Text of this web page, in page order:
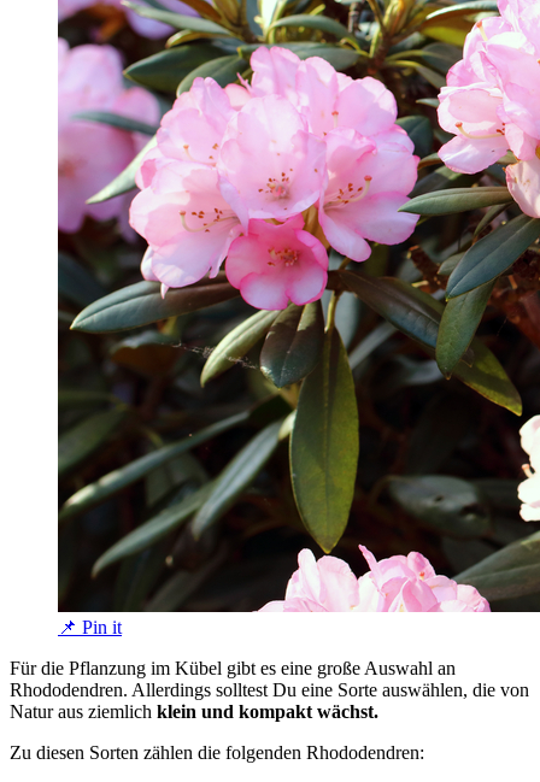
📌 Pin it
Für die Pflanzung im Kübel gibt es eine große Auswahl an
Rhododendren. Allerdings solltest Du eine Sorte auswählen, die von
Natur aus ziemlich klein und kompakt wächst.
Zu diesen Sorten zählen die folgenden Rhododendren: